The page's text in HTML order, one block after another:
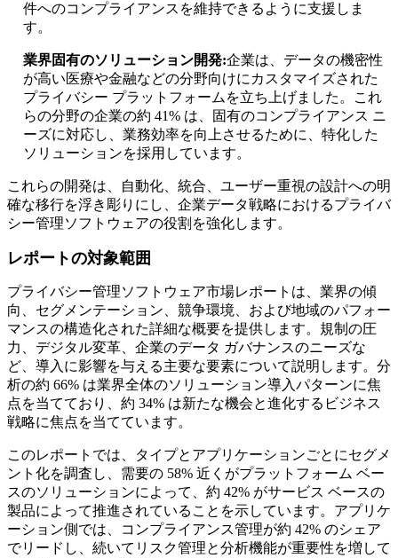
件へのコンプライアンスを維持できるように支援しま
す。
業界固有のソリューション開発:企業は、データの機密性
が高い医療や金融などの分野向けにカスタマイズされた
プライバシー プラットフォームを立ち上げました。これ
らの分野の企業の約 41% は、固有のコンプライアンス ニ
ーズに対応し、業務効率を向上させるために、特化した
ソリューションを採用しています。
これらの開発は、自動化、統合、ユーザー重視の設計への明
確な移行を浮き彫りにし、企業データ戦略におけるプライバ
シー管理ソフトウェアの役割を強化します。
レポートの対象範囲
プライバシー管理ソフトウェア市場レポートは、業界の傾
向、セグメンテーション、競争環境、および地域のパフォー
マンスの構造化された詳細な概要を提供します。規制の圧
力、デジタル変革、企業のデータ ガバナンスのニーズな
ど、導入に影響を与える主要な要素について説明します。分
析の約 66% は業界全体のソリューション導入パターンに焦
点を当てており、約 34% は新たな機会と進化するビジネス
戦略に焦点を当てています。
このレポートでは、タイプとアプリケーションごとにセグメ
ント化を調査し、需要の 58% 近くがプラットフォーム ベー
スのソリューションによって、約 42% がサービス ベースの
製品によって推進されていることを示しています。アプリケ
ーション側では、コンプライアンス管理が約 42% のシェア
でリードし、続いてリスク管理と分析機能が重要性を増して